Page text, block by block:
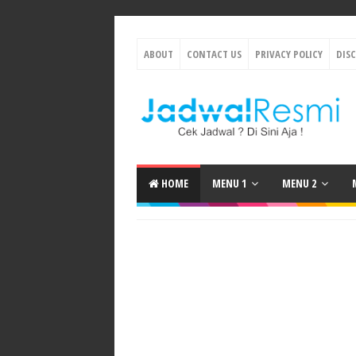
ABOUT CONTACT US PRIVACY POLICY
HOME MENU 1 MENU 2